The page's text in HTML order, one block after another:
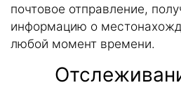
почтовое отправление,
информацию о
любой момент времени.